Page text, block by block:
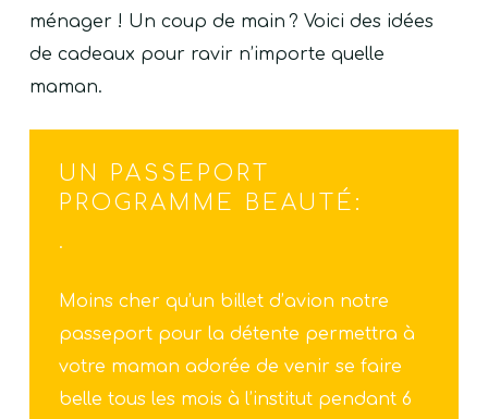
ménager ! Un coup de main ? Voici des idées
de cadeaux pour ravir n’importe quelle
maman.
UN PASSEPORT
PROGRAMME BEAUTÉ:
.
Moins cher qu’un billet d’avion notre
passeport pour la détente permettra à
votre maman adorée de venir se faire
belle tous les mois à l’institut pendant 6